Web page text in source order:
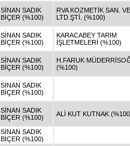
SİNAN SADIK
BİÇER (%100)
RVA KOZMETİK SAN.
LTD.ŞTİ. (%100)
SİNAN SADIK
BİÇER (%100)
KARACABEY TARIM
İŞLETMELERİ (%100)
SİNAN SADIK
BİÇER (%100)
H.FARUK
(%100)
SİNAN SADIK
BİÇER (%100)
SİNAN SADIK
BİÇER (%100)
ALİ KUT KUTNAK
SİNAN SADIK
BİÇER (%100)